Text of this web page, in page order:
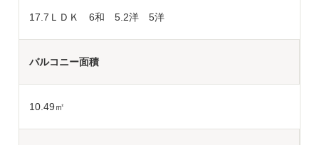
17.7ＬＤＫ 6和 5.2洋 5洋
バルコニー面積
10.49㎡